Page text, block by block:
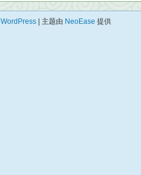
WordPress | 主题由 NeoEase 提供